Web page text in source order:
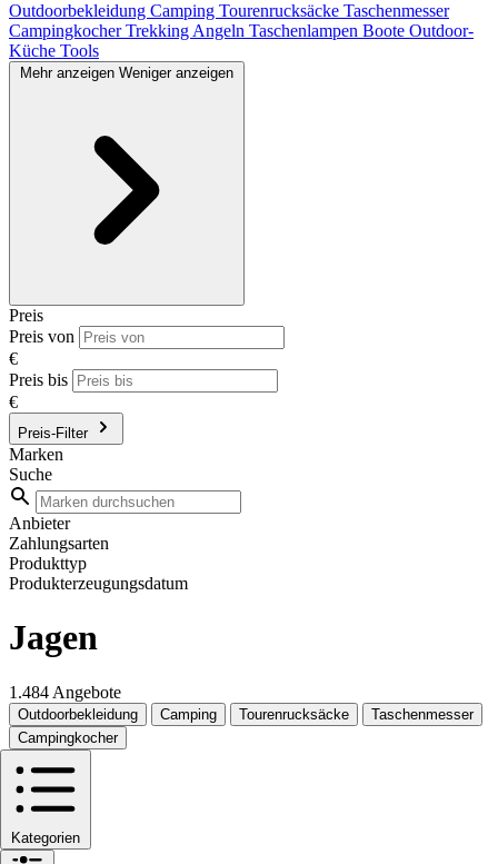
Outdoorbekleidung Camping Tourenrucksäcke Taschenmesser
CampingkocherTrekking Angeln Taschenlampen Boote Outdoor-
Küche Tools
Mehr anzeigen Weniger anzeigen
Preis
Preis von
€
Preis bis
€
Preis-Filter
Marken
Suche
Anbieter
Zahlungsarten
Produkttyp
Produkterzeugungsdatum
Jagen
1.484 Angebote
Outdoorbekleidung Camping Tourenrucksäcke
Taschenmesser
Campingkocher
Kategorien